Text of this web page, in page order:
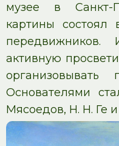
музее в Санкт-
картины состоял
передвижников.
активную
организовывать
Основателями
Мясоедов, Н. Н. Ге